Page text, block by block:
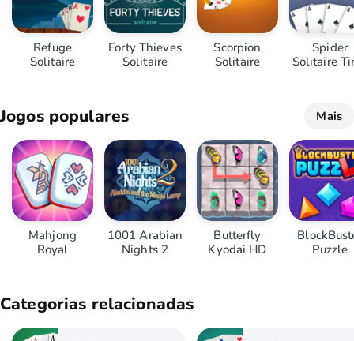
Refuge
Solitaire
Forty Thieves
Solitaire
Scorpion
Solitaire
Spider
Solitaire
Jogos populares Mais
Mahjong
Royal
1001 Arabian
Nights 2
Butterfly
Kyodai HD
Puzzle
Categorias relacionadas